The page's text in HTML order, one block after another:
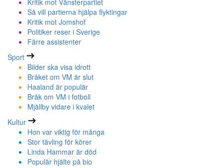
Kritik mot Vänsterpartiet
Så vill partierna hjälpa flyktingar
Kritik mot Jomshof
Politiker reser i Sverige
Färre assistenter
Sport
Bilder ska visa idrott
Bråket om VM är slut
Haaland är populär
Bråk om VM i fotboll
Mjällby vidare i kvalet
Kultur
Hon var viktig för många
Stor tävling för körer
Linda Hammar är död
Populär hjälte på bio